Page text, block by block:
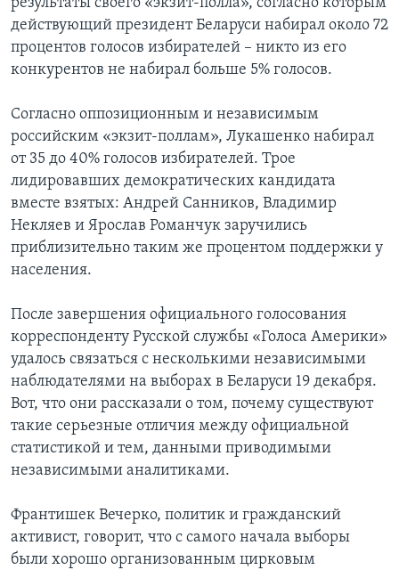
результаты своего «экзит-полла», согласно которым
действующий президент Беларуси набирал около 72
процентов голосов избирателей – никто из его
конкурентов не набирал больше 5% голосов.
Согласно оппозиционным и независимым
российским «экзит-поллам», Лукашенко набирал
от 35 до 40% голосов избирателей. Трое
лидировавших демократических кандидата
вместе взятых: Андрей Санников, Владимир
Некляев и Ярослав Романчук заручились
приблизительно таким же процентом поддержки у
населения.
После завершения официального голосования
корреспонденту Русской службы «Голоса Америки»
удалось связаться с несколькими независимыми
наблюдателями на выборах в Беларуси 19 декабря.
Вот, что они рассказали о том, почему существуют
такие серьезные отличия между официальной
статистикой и тем, данными приводимыми
независимыми аналитиками.
Франтишек Вечерко, политик и гражданский
активист, говорит, что с самого начала выборы
были хорошо организованным цирковым